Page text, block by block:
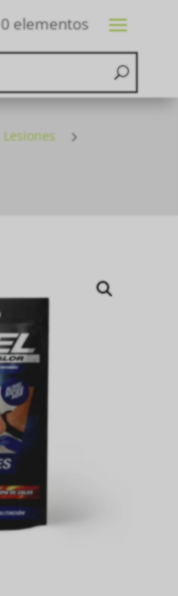
0 elementos
Lesiones 5